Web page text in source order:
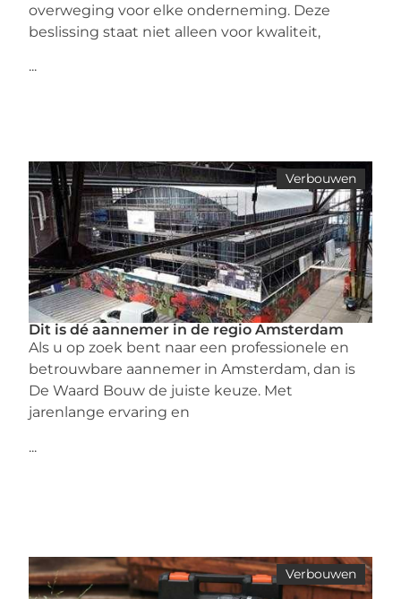
overweging voor elke onderneming. Deze
beslissing staat niet alleen voor kwaliteit,
...
Verbouwen
Dit is dé aannemer in de regio Amsterdam
Als u op zoek bent naar een professionele en
betrouwbare aannemer in Amsterdam, dan is
De Waard Bouw de juiste keuze. Met
jarenlange ervaring en
...
Verbouwen